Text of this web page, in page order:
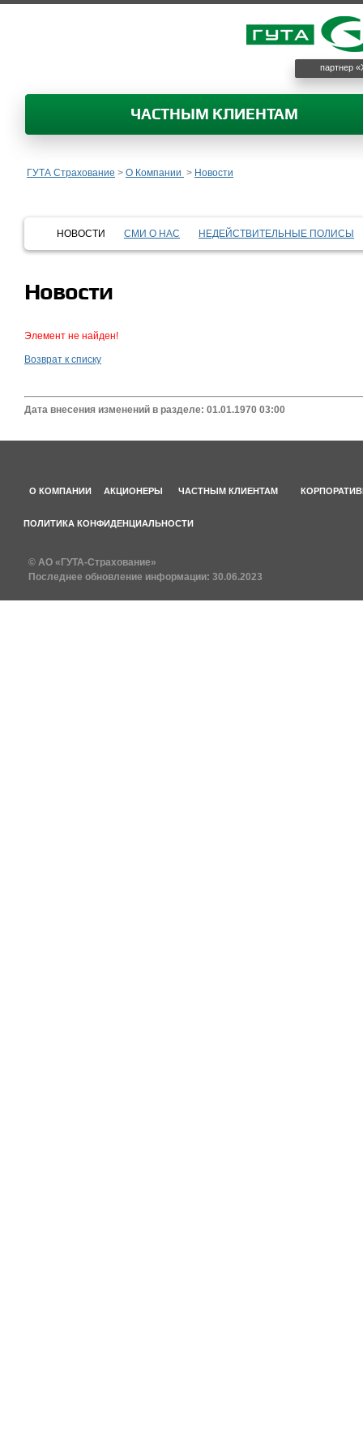
партнер
ЧАСТНЫМ КЛИЕНТАМ
ГУТА Страхование > О Компании > Новости
НОВОСТИ СМИ О НАС НЕДЕЙСТВИТЕЛЬНЫЕ ПОЛИСЫ
Новости
Элемент не найден!
Возврат к списку
Дата внесения изменений в разделе: 01.01.1970 03:00
О КОМПАНИИ АКЦИОНЕРЫ ЧАСТНЫМ КЛИЕНТАМ
ПОЛИТИКА КОНФИДЕНЦИАЛЬНОСТИ
© АО «ГУТА-Страхование»
Последнее обновление информации: 30.06.2023